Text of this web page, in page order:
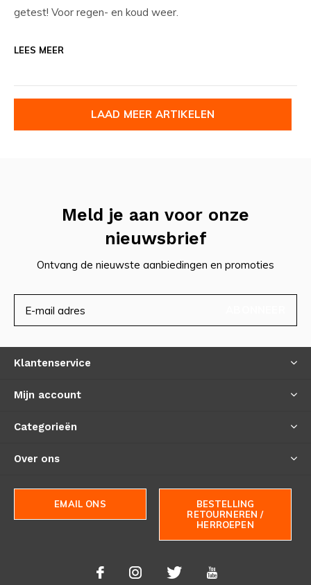
getest! Voor regen- en koud weer.
LEES MEER
LAAD MEER ARTIKELEN
Meld je aan voor onze
nieuwsbrief
Ontvang de nieuwste aanbiedingen en promoties
Klantenservice
Mijn account
Categorieën
Over ons
EMAIL ONS
BESTELLING
RETOURNEREN /
HERROEPEN